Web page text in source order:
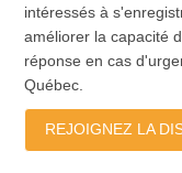
intéressés à
améliorer la capacité
réponse en cas
Québec.
REJOIGNEZ LA